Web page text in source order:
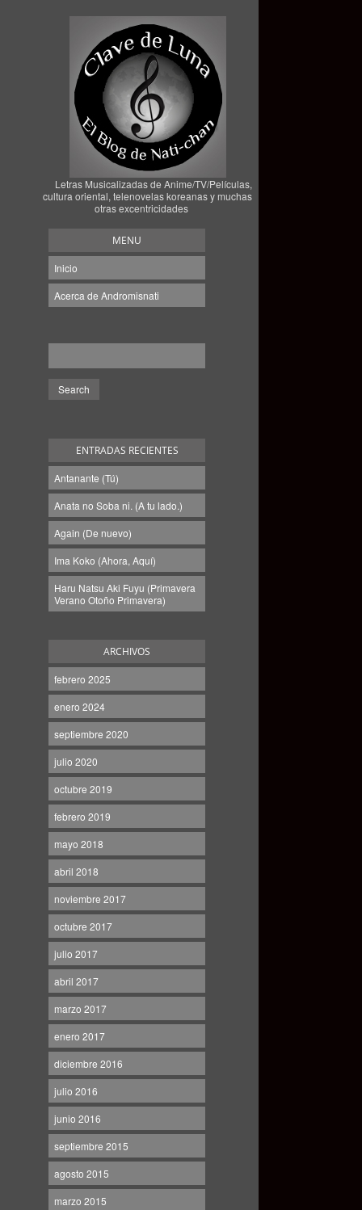
Letras Musicalizadas de Anime/TV/Películas,
cultura oriental, telenovelas koreanas y muchas
otras excentricidades
MENU
Inicio
Acerca de Andromisnati
ENTRADAS RECIENTES
Antanante (Tú)
Anata no Soba ni. (A tu lado.)
Again (De nuevo)
Ima Koko (Ahora, Aquí)
Haru Natsu Aki Fuyu (Primavera
Verano Otoño Primavera)
ARCHIVOS
febrero 2025
enero 2024
septiembre 2020
julio 2020
octubre 2019
febrero 2019
mayo 2018
abril 2018
noviembre 2017
octubre 2017
julio 2017
abril 2017
marzo 2017
enero 2017
diciembre 2016
julio 2016
junio 2016
septiembre 2015
agosto 2015
marzo 2015